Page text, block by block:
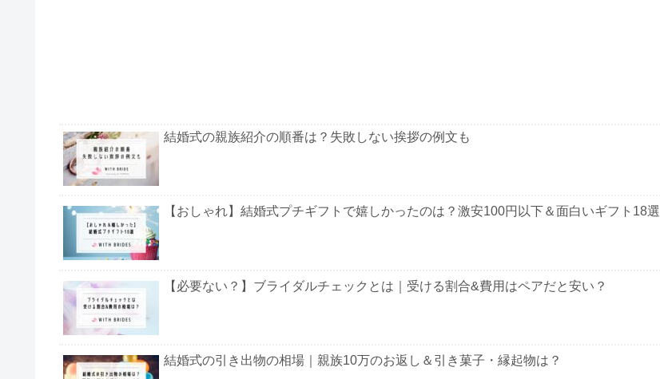
結婚式の親族紹介の順番は？失敗しない挨拶の例文も
【おしゃれ】結婚式プチギフトで嬉しかったのは？激安100円以下＆面白いギフト18選
【必要ない？】ブライダルチェックとは｜受ける割合&費用はペアだと安い？
結婚式の引き出物の相場｜親族10万のお返し＆引き菓子・縁起物は？